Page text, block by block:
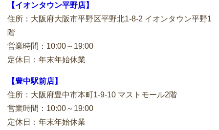
【イオンタウン平野店】
住所：大阪府大阪市平野区平野北1-8-2 イオンタウン平野1
階
営業時間：10:00～19:00
定休日：年末年始休業
【豊中駅前店】
住所：大阪府豊中市本町1-9-10 マストモール2階
営業時間：10:00～19:00
定休日：年末年始休業